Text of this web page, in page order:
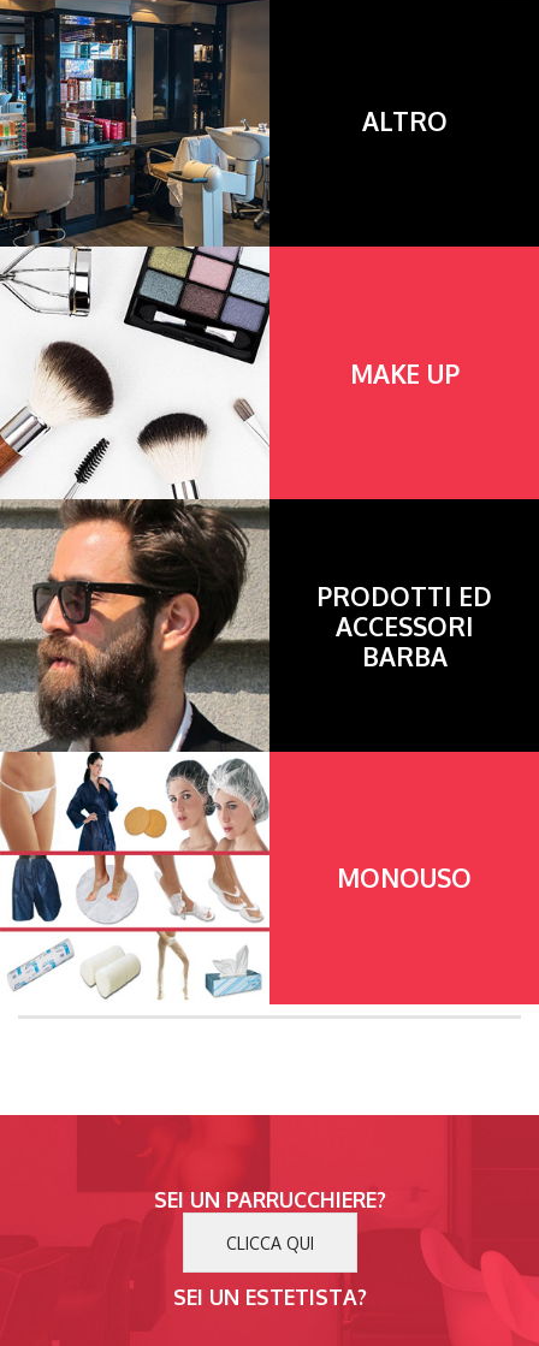
ALTRO
MAKE UP
PRODOTTI ED
ACCESSORI
BARBA
MONOUSO
SEI UN PARRUCCHIERE?
CLICCA QUI
SEI UN ESTETISTA?